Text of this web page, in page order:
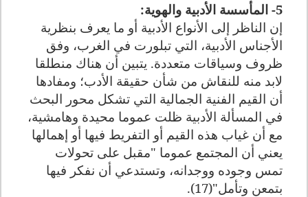
5- المأسسة الأدبية والهوية:
إن الناظر إلى الأنواع الأدبية أو ما يعرف بنظرية
الأجناس الأدبية، التي تبلورت في الغرب، وفق
ظروف وسياقات متعددة. يتبين أن هناك منطلقا
لابد منه للنقاش من شأن حقيقة الأدب؛ ومفادها
أن القيم الفنية الجمالية التي تشكل محور البحث
في المسألة الأدبية ظلت عموما محيدة وهامشية،
مع أن غياب هذه القيم أو التفريط فيها أو إهمالها
يعني أن المجتمع عموما "مقبل على تحولات
تمس وجوده ووجدانه، وتستدعي أن نفكر فيها
بتمعن وتأمل"(17).